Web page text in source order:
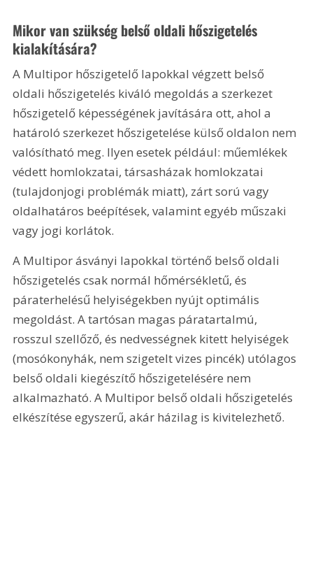
Mikor van szükség belső oldali hőszigetelés
kialakítására?
A Multipor hőszigetelő lapokkal végzett belső
oldali hőszigetelés kiváló megoldás a szerkezet
hőszigetelő képességének javítására ott, ahol a
határoló szerkezet hőszigetelése külső oldalon nem
valósítható meg. Ilyen esetek például: műemlékek
védett homlokzatai, társasházak homlokzatai
(tulajdonjogi problémák miatt), zárt sorú vagy
oldalhatáros beépítések, valamint egyéb műszaki
vagy jogi korlátok.
A Multipor ásványi lapokkal történő belső oldali
hőszigetelés csak normál hőmérsékletű, és
páraterhelésű helyiségekben nyújt optimális
megoldást. A tartósan magas páratartalmú,
rosszul szellőző, és nedvességnek kitett helyiségek
(mosókonyhák, nem szigetelt vizes pincék) utólagos
belső oldali kiegészítő hőszigetelésére nem
alkalmazható. A Multipor belső oldali hőszigetelés
elkészítése egyszerű, akár házilag is kivitelezhető.